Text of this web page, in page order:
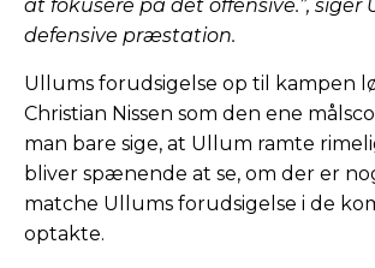
at fokusere på det offensive.”, siger
defensive præstation.
Ullums forudsigelse op til kampen
Christian Nissen som den ene
man bare sige, at Ullum ramte
bliver spænende at se, om der er
matche Ullums forudsigelse i de
optakte.